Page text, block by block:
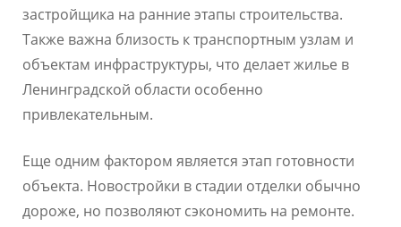
застройщика на ранние этапы строительства.
Также важна близость к транспортным узлам и
объектам инфраструктуры, что делает жилье в
Ленинградской области особенно
привлекательным.
Еще одним фактором является этап готовности
объекта. Новостройки в стадии отделки обычно
дороже, но позволяют сэкономить на ремонте.